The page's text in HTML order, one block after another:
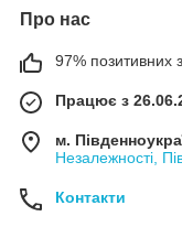
Про нас
97% позитивних з
Працює з
м.
Незалежності,
Контакти